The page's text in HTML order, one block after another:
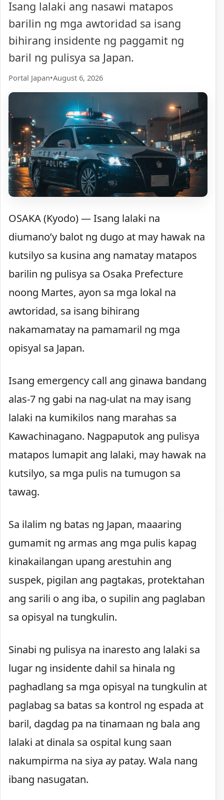
Isang lalaki ang nasawi matapos
barilin ng mga awtoridad sa isang
bihirang insidente ng paggamit ng
baril ng pulisya sa Japan.
Portal Japan•August 6, 2026
OSAKA (Kyodo) — Isang lalaki na
diumano’y balot ng dugo at may hawak na
kutsilyo sa kusina ang namatay matapos
barilin ng pulisya sa Osaka Prefecture
noong Martes, ayon sa mga lokal na
awtoridad, sa isang bihirang
nakamamatay na pamamaril ng mga
opisyal sa Japan.
Isang emergency call ang ginawa bandang
alas-7 ng gabi na nag-ulat na may isang
lalaki na kumikilos nang marahas sa
Kawachinagano. Nagpaputok ang pulisya
matapos lumapit ang lalaki, may hawak na
kutsilyo, sa mga pulis na tumugon sa
tawag.
Sa ilalim ng batas ng Japan, maaaring
gumamit ng armas ang mga pulis kapag
kinakailangan upang arestuhin ang
suspek, pigilan ang pagtakas, protektahan
ang sarili o ang iba, o supilin ang paglaban
sa opisyal na tungkulin.
Sinabi ng pulisya na inaresto ang lalaki sa
lugar ng insidente dahil sa hinala ng
paghadlang sa mga opisyal na tungkulin at
paglabag sa batas sa kontrol ng espada at
baril, dagdag pa na tinamaan ng bala ang
lalaki at dinala sa ospital kung saan
nakumpirma na siya ay patay. Wala nang
ibang nasugatan.